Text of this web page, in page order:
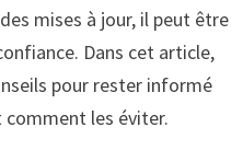
mises à jour, il peut être
Dans cet article,
pour rester informé
comment les éviter.